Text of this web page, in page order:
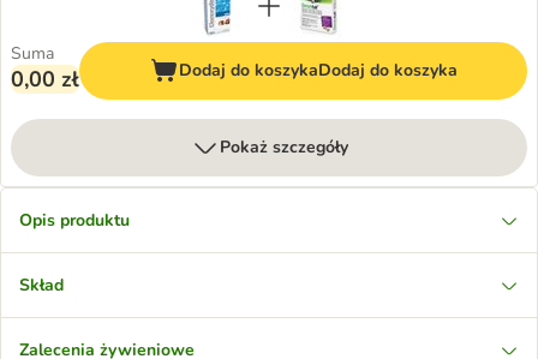
Suma
0,00 zł Dodaj do koszykaDodaj do koszyka
Pokaż szczegóły
Opis produktu
Skład
Zalecenia żywieniowe